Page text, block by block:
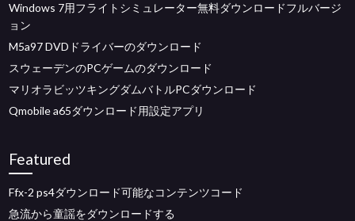
Windows 7用フライトシミュレーター無料ダウンロードフルバージ
ョン
M5a97 DVDドライバーのダウンロード
スウェーデンのPCゲームのダウンロード
マリオラビッツキングダムバトルPCダウンロード
Qmobile a65ダウンロード用設定アプリ
Featured
Ffx-2 ps4ダウンロード可能なコンテンツコード
急流から童謡をダウンロードする